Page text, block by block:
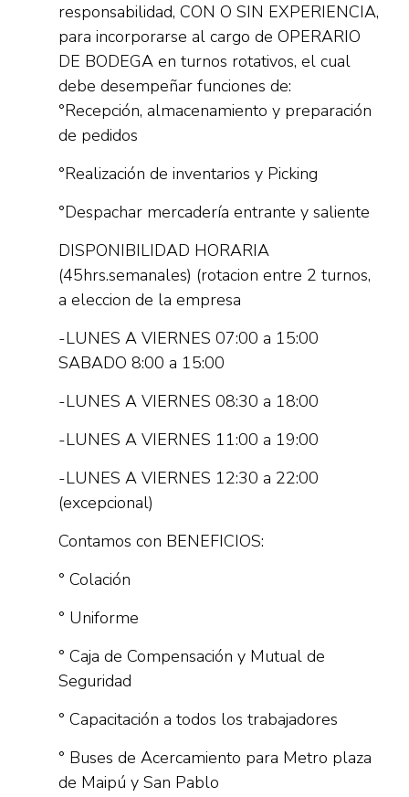
responsabilidad, CON O SIN EXPERIENCIA,
para incorporarse al cargo de OPERARIO
DE BODEGA en turnos rotativos, el cual
debe desempeñar funciones de:
°Recepción, almacenamiento y preparación
de pedidos
°Realización de inventarios y Picking
°Despachar mercadería entrante y saliente
DISPONIBILIDAD HORARIA
(45hrs.semanales) (rotacion entre 2 turnos,
a eleccion de la empresa
-LUNES A VIERNES 07:00 a 15:00
SABADO 8:00 a 15:00
-LUNES A VIERNES 08:30 a 18:00
-LUNES A VIERNES 11:00 a 19:00
-LUNES A VIERNES 12:30 a 22:00
(excepcional)
Contamos con BENEFICIOS:
° Colación
° Uniforme
° Caja de Compensación y Mutual de
Seguridad
° Capacitación a todos los trabajadores
° Buses de Acercamiento para Metro plaza
de Maipú y San Pablo